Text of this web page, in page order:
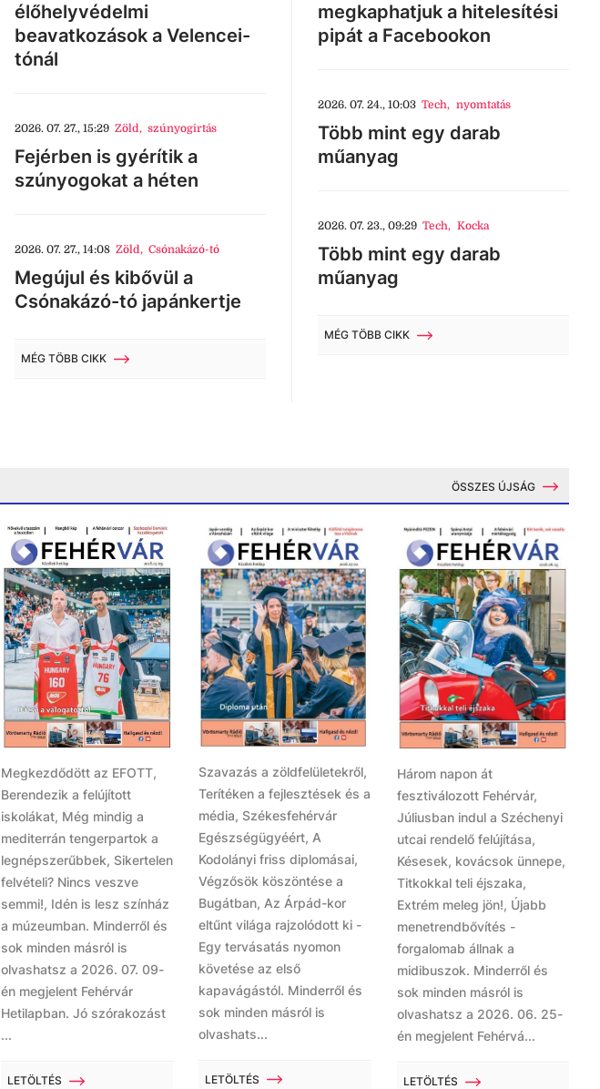
élőhelyvédelmi
beavatkozások a Velencei-
tónál
2026. 07. 27., 15:29 Zöld, szúnyogirtás
Fejérben is gyérítik a
szúnyogokat a héten
2026. 07. 27., 14:08 Zöld, Csónakázó-tó
Megújul és kibővül a
Csónakázó-tó japánkertje
MÉG TÖBB CIKK
megkaphatjuk a hitelesítési
pipát a Facebookon
2026. 07. 24., 10:03 Tech, nyomtatás
Több mint egy darab
műanyag
2026. 07. 23., 09:29 Tech, Kocka
Több mint egy darab
műanyag
MÉG TÖBB CIKK
ÖSSZES ÚJSÁG
Megkezdődött az EFOTT,
Berendezik a felújított
iskolákat, Még mindig a
mediterrán tengerpartok a
legnépszerűbbek, Sikertelen
felvételi? Nincs veszve
semmi!, Idén is lesz színház
a múzeumban. Minderről és
sok minden másról is
olvashatsz a 2026. 07. 09-
én megjelent Fehérvár
Hetilapban. Jó szórakozást
...
LETÖLTÉS
Szavazás a zöldfelületekről,
Terítéken a fejlesztések és a
média, Székesfehérvár
Egészségügyéért, A
Kodolányi friss diplomásai,
Végzősök köszöntése a
Bugátban, Az Árpád-kor
eltűnt világa rajzolódott ki -
Egy tervásatás nyomon
követése az első
kapavágástól. Minderről és
sok minden másról is
olvashats...
LETÖLTÉS
Három napon át
fesztiválozott Fehérvár,
Júliusban indul a Széchenyi
utcai rendelő felújítása,
Késesek, kovácsok ünnepe,
Titkokkal teli éjszaka,
Extrém meleg jön!, Újabb
menetrendbővítés -
forgalomab állnak a
midibuszok. Minderről és
sok minden másról is
olvashatsz a 2026. 06. 25-
én megjelent Fehérvá...
LETÖLTÉS